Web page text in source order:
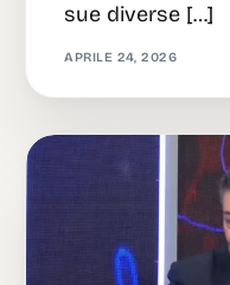
sue diverse […]
APRILE 24, 2026